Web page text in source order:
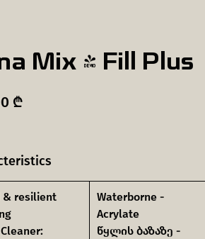
Mix & Fill Plus
₾Price
& resilient
Waterborne -
Acrylate
წყლის ბაზაზე -